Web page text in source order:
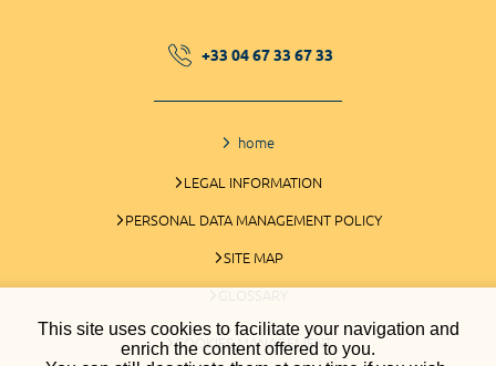
This site uses cookies to facilitate your navigation and
enrich the content offered to you.
+33 04 67 33 67 33
home
LEGAL INFORMATION
PERSONAL DATA MANAGEMENT POLICY
SITE MAP
GLOSSARY
COOKIES MANAGEMENT